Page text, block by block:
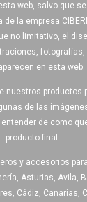
web, salvo que
la empresa
no limitativo, el
en esta web.
nuestros productos
de las
de como
producto final.
y accesorios
Asturias, Avila,
Cádiz, Canarias,